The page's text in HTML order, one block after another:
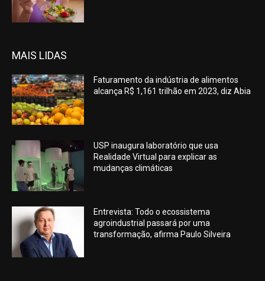
MAIS LIDAS
Faturamento da indústria de alimentos
alcança R$ 1,161 trilhão em 2023, diz Abia
USP inaugura laboratório que usa
Realidade Virtual para explicar as
mudanças climáticas
Entrevista: Todo o ecossistema
agroindustrial passará por uma
transformação, afirma Paulo Silveira